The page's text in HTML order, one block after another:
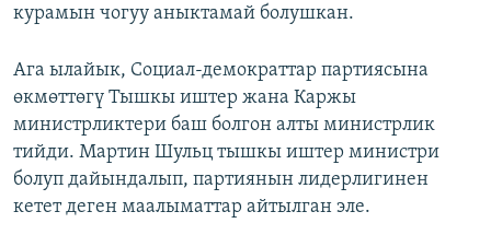
курамын чогуу аныктамай болушкан.
Ага ылайык, Социал-демократтар партиясына
өкмөттөгү Тышкы иштер жана Каржы
министрликтери баш болгон алты министрлик
тийди. Мартин Шульц тышкы иштер министри
болуп дайындалып, партиянын лидерлигинен
кетет деген маалыматтар айтылган эле.